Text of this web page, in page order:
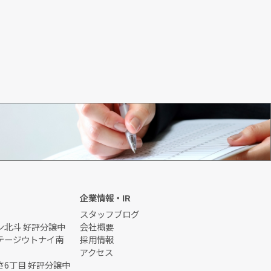
初めてのお客様
北斗 好評分譲中
ージウトナイ南
6丁目 好評分譲中
企業情報・IR
スタッフブログ
会社概要
採用情報
アクセス